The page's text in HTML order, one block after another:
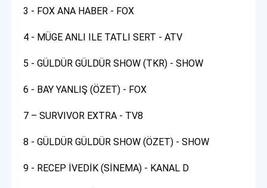
3 - FOX ANA HABER - FOX
4 - MÜGE ANLI ILE TATLI SERT - ATV
5 - GÜLDÜR GÜLDÜR SHOW (TKR) - SHOW
6 - BAY YANLIŞ (ÖZET) - FOX
7 – SURVIVOR EXTRA - TV8
8 - GÜLDÜR GÜLDÜR SHOW (ÖZET) - SHOW
9 - RECEP İVEDİK (SİNEMA) - KANAL D